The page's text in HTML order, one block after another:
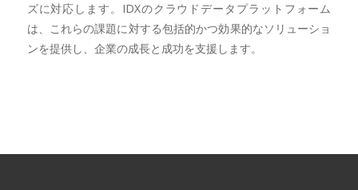
ズに対応します。IDXのクラウドデータプラットフォーム
は、これらの課題に対する包括的かつ効果的なソリューショ
ンを提供し、企業の成長と成功を支援します。